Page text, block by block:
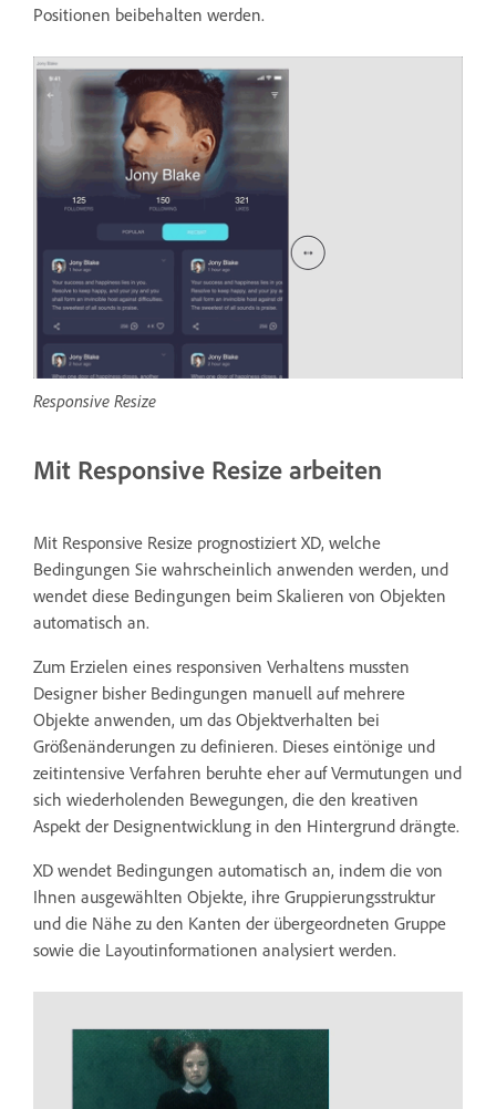
Positionen beibehalten werden.
Responsive Resize
Mit Responsive Resize arbeiten
Mit Responsive Resize prognostiziert XD, welche
Bedingungen Sie wahrscheinlich anwenden werden, und
wendet diese Bedingungen beim Skalieren von Objekten
automatisch an.
Zum Erzielen eines responsiven Verhaltens mussten
Designer bisher Bedingungen manuell auf mehrere
Objekte anwenden, um das Objektverhalten bei
Größenänderungen zu definieren. Dieses eintönige und
zeitintensive Verfahren beruhte eher auf Vermutungen und
sich wiederholenden Bewegungen, die den kreativen
Aspekt der Designentwicklung in den Hintergrund drängte.
XD wendet Bedingungen automatisch an, indem die von
Ihnen ausgewählten Objekte, ihre Gruppierungsstruktur
und die Nähe zu den Kanten der übergeordneten Gruppe
sowie die Layoutinformationen analysiert werden.